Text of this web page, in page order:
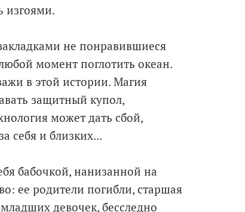
изгоями.
не понравившиеся
момент поглотить океан.
в этой истории. Магия
защитный купол,
может дать сбой,
себя и близких...
бабочкой, нанизанной на
ее родители погибли, старшая
девочек, бесследно